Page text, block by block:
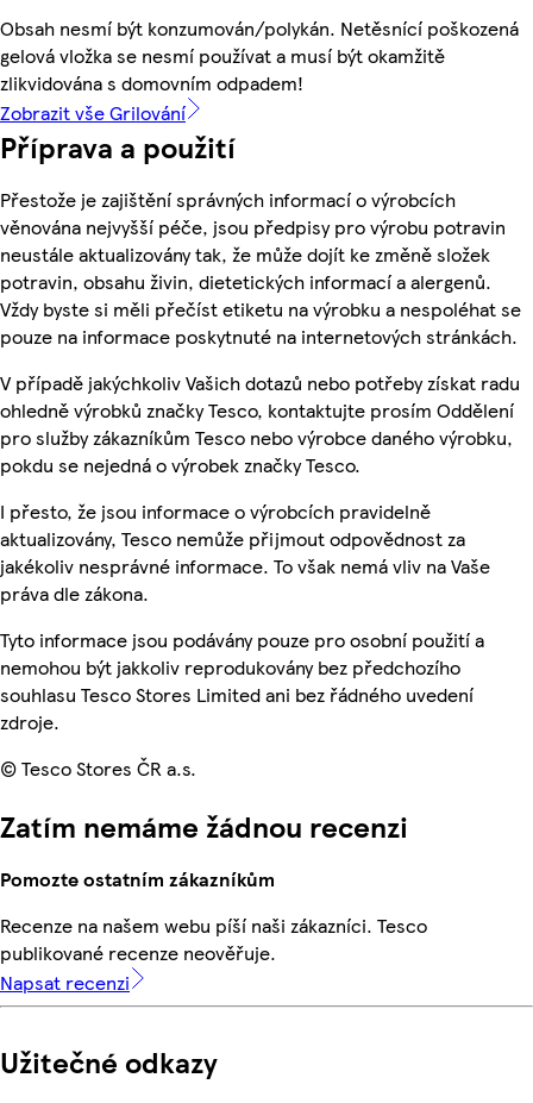
Obsah nesmí být konzumován/polykán. Netěsnící poškozená
gelová vložka se nesmí používat a musí být okamžitě
zlikvidována s domovním odpadem!
Zobrazit vše Grilování
Příprava a použití
Přestože je zajištění správných informací o výrobcích
věnována nejvyšší péče, jsou předpisy pro výrobu potravin
neustále aktualizovány tak, že může dojít ke změně složek
potravin, obsahu živin, dietetických informací a alergenů.
Vždy byste si měli přečíst etiketu na výrobku a nespoléhat se
pouze na informace poskytnuté na internetových stránkách.
V případě jakýchkoliv Vašich dotazů nebo potřeby získat radu
ohledně výrobků značky Tesco, kontaktujte prosím Oddělení
pro služby zákazníkům Tesco nebo výrobce daného výrobku,
pokdu se nejedná o výrobek značky Tesco.
I přesto, že jsou informace o výrobcích pravidelně
aktualizovány, Tesco nemůže přijmout odpovědnost za
jakékoliv nesprávné informace. To však nemá vliv na Vaše
práva dle zákona.
Tyto informace jsou podávány pouze pro osobní použití a
nemohou být jakkoliv reprodukovány bez předchozího
souhlasu Tesco Stores Limited ani bez řádného uvedení
zdroje.
© Tesco Stores ČR a.s.
Zatím nemáme žádnou recenzi
Pomozte ostatním zákazníkům
Recenze na našem webu píší naši zákazníci. Tesco
publikované recenze neověřuje.
Napsat recenzi
Užitečné odkazy